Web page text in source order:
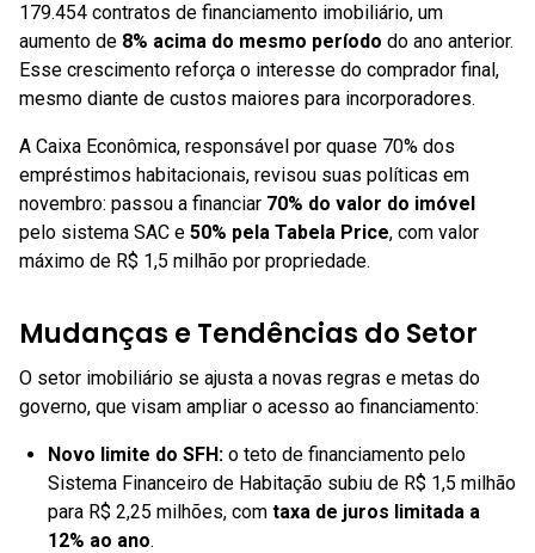
179.454 contratos de financiamento imobiliário, um
aumento de 8% acima do mesmo período do ano anterior.
Esse crescimento reforça o interesse do comprador final,
mesmo diante de custos maiores para incorporadores.
A Caixa Econômica, responsável por quase 70% dos
empréstimos habitacionais, revisou suas políticas em
novembro: passou a financiar 70% do valor do imóvel
pelo sistema SAC e 50% pela Tabela Price, com valor
máximo de R$ 1,5 milhão por propriedade.
Mudanças e Tendências do Setor
O setor imobiliário se ajusta a novas regras e metas do
governo, que visam ampliar o acesso ao financiamento:
Novo limite do SFH: o teto de financiamento pelo
Sistema Financeiro de Habitação subiu de R$ 1,5 milhão
para R$ 2,25 milhões, com taxa de juros limitada a
12% ao ano.